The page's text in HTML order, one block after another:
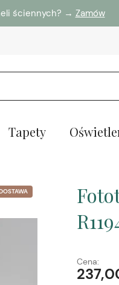
ściennych? → Zamów
Tapety
Cena: